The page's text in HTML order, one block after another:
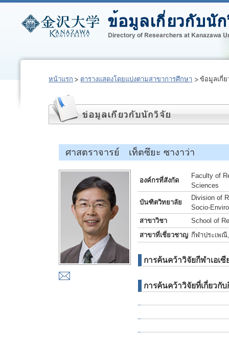
หน้าแรก ตารางแสดงโดยแบ่งตามสาขาการศึกษา ข้อมูลเกี่
ศาสตราจารย์ เท็ตซึยะ ซางาว่า
องค์กรที่สังกัด
Faculty of
Sciences
บันฑิตวิทยาลัย
Division of
Socio-
สาขาวิชา
School of
สาขาที่เชี่ยวชาญ กีฬาประเพณี
การค้นคว้าวิจัยกีฬาเอเซี
การค้นคว้าวิจัยที่เกี่ยวกั